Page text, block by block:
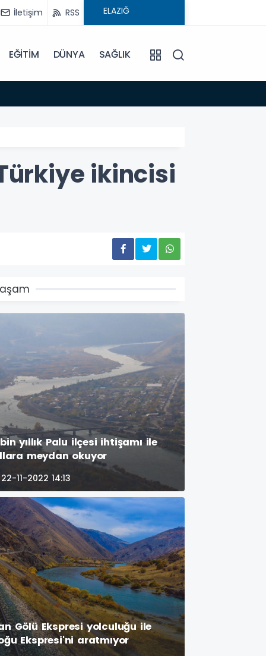
İletişim RSS
EĞİTİM DÜNYA SAĞLIK
ikincisi
yıllık Palu ilçesi ihtişamı ile
meydan okuyor
22-11-2022 14:13
Gölü Ekspresi yolculuğu ile
Ekspresi'ni aratmıyor